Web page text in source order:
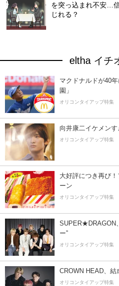
を突っ込まれ不安…
じれる？
eltha イチ
マクドナルドが40
園」
オリコンタイアップ特集
向井康二イケメンす
オリコンタイアップ特集
大好評につき再び
ーン
オリコンタイアップ特集
SUPER★DRAGON
ー”
オリコンタイアップ特集
CROWN HEAD、結
オリコンタイアップ特集